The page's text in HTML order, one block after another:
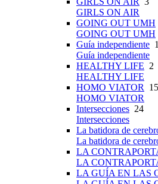
GIRLS ON AIR
GOING OUT UMH
GOING OUT UMH
Guía independiente
Guía independiente
HEALTHY LIFE 2
HEALTHY LIFE
HOMO VIATOR
15
HOMO VIATOR
Intersecciones 24
Intersecciones
La batidora de
La batidora de
LA
LA
LA GUÍA EN LAS